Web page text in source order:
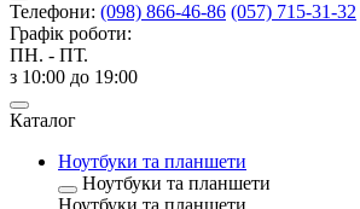
Телефони: (098) 866-46-86 (057) 715-31-32
Графік роботи:
ПН. - ПТ.
з 10:00 до 19:00
Каталог
Ноутбуки та планшети
Ноутбуки та планшети
Ноутбуки та планшети